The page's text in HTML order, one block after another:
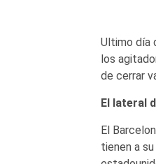
Ultimo día
los
de cerrar
El lateral
El
tienen a